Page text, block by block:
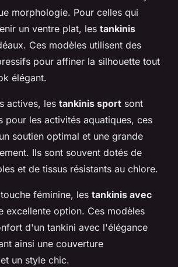
morphologie. Pour celles qui
un ventre plat, les tankinis
Ces modèles utilisent des
pour affiner la silhouette tout
élégant.
actives, les tankinis sport sont
pour les activités aquatiques, ces
soutien optimal et une grande
Ils sont souvent dotés de
et de tissus résistants au chlore.
féminine, les tankinis avec
excellente option. Ces modèles
d'un tankini avec l'élégance
ainsi une couverture
un style chic.